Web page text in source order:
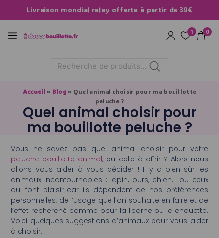
Livraison mondial relay offerte à partir de 39€
1 0
Recherche
Accueil» Blog» Quel animal choisir pour ma bouillotte
peluche ?
Quel animal choisir pour
ma bouillotte peluche ?
Vous ne savez pas quel animal choisir pour votre
peluche bouillotte animal, ou celle à offrir ? Alors nous
allons vous aider à vous décider ! Il y a bien sûr les
animaux incontournables : lapin, ours, chien… ou ceux
qui font plaisir car ils dépendent de nos préférences
personnelles, de l’usage que l’on souhaite en faire et de
l’effet recherché comme pour la licorne ou la chouette.
Voici quelques suggestions d’animaux pour vous aider
à choisir.